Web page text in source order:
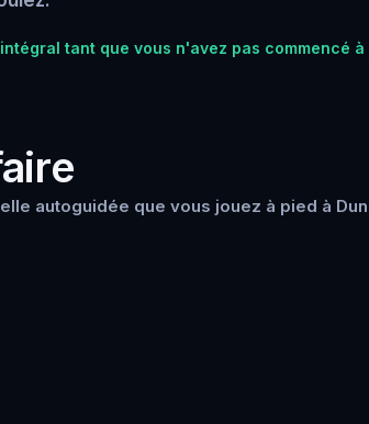
tant que vous n'avez pas commencé
autoguidée que vous jouez à pied à